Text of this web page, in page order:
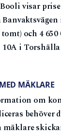
visar
tomt) och 4
i Torshälla
MÄKLARE
om
behöver
mäklare